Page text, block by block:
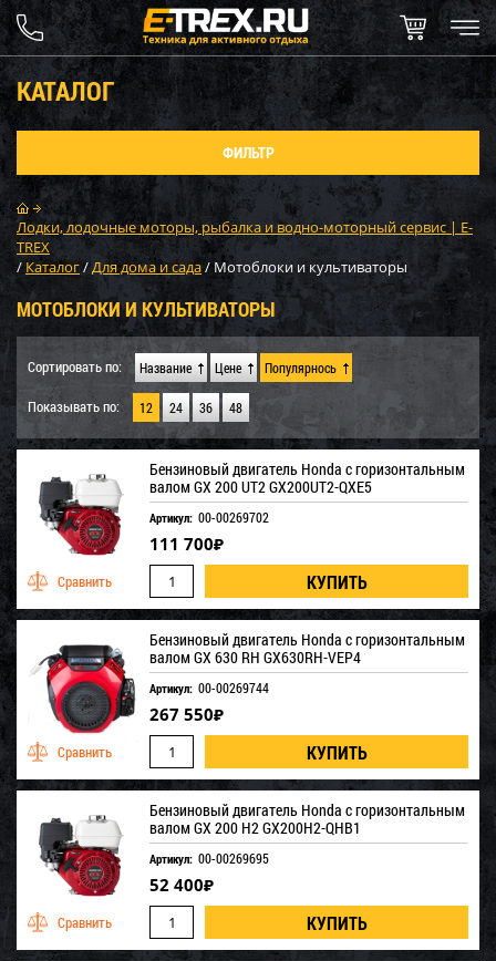
КАТАЛОГ
ФИЛЬТР
Лодки, лодочные моторы, рыбалка и водно-моторный сервис | E-
TREX
/ Каталог/Для дома и сада/ Мотоблоки и культиваторы
МОТОБЛОКИ И КУЛЬТИВАТОРЫ
Сортировать по: Название Цене Популярнось
Показывать по: 12 24 36 48
Бензиновый двигатель Honda с горизонтальным
валом GX 200 UT2 GX200UT2-QXE5
Артикул: 00-00269702
111 700₽
Бензиновый двигатель Honda с горизонтальным
валом GX 630 RH GX630RH-VEP4
Артикул: 00-00269744
267 550₽
Бензиновый двигатель Honda с горизонтальным
валом GX 200 H2 GX200H2-QHB1
Артикул: 00-00269695
52 400₽